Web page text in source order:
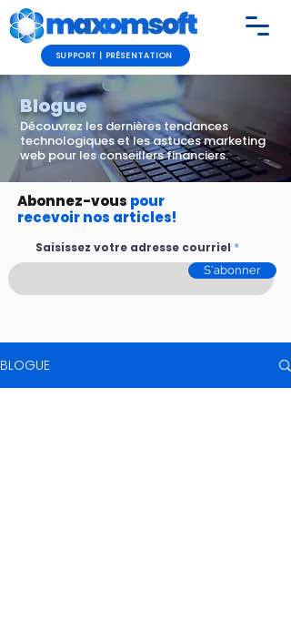
SUPPORT | PRÉSENTATION
Blogue
Découvrez les dernières tendances
technologiques et les astuces marketing
web pour les conseillers financiers.
Abonnez-vous pour
recevoir nos articles!
Saisissez votre adresse courriel
S'abonner
BLOGUE